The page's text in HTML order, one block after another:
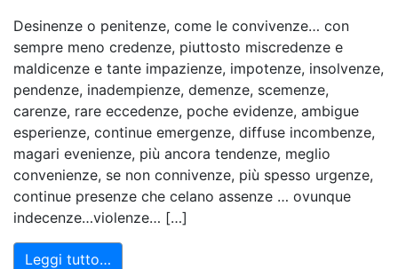
Desinenze o penitenze, come le convivenze… con
sempre meno credenze, piuttosto miscredenze e
maldicenze e tante impazienze, impotenze, insolvenze,
pendenze, inadempienze, demenze, scemenze,
carenze, rare eccedenze, poche evidenze, ambigue
esperienze, continue emergenze, diffuse incombenze,
magari evenienze, più ancora tendenze, meglio
convenienze, se non connivenze, più spesso urgenze,
continue presenze che celano assenze … ovunque
indecenze…violenze… […]
Leggi tutto…